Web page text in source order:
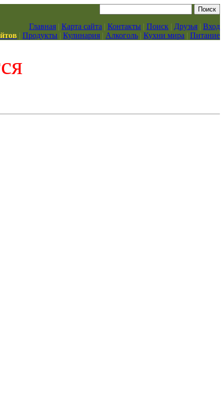
Главная | Карта сайта | Контакты | Поиск | Друзья | Вход
| Продукты | Кулинария | Алкоголь | Кухни мира | Питание